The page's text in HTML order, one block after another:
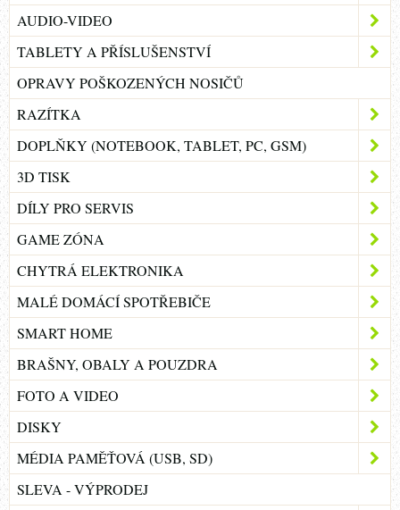
AUDIO-VIDEO
TABLETY A PŘÍSLUŠENSTVÍ
OPRAVY POŠKOZENÝCH NOSIČŮ
RAZÍTKA
DOPLŇKY (NOTEBOOK, TABLET, PC, GSM)
3D TISK
DÍLY PRO SERVIS
GAME ZÓNA
CHYTRÁ ELEKTRONIKA
MALÉ DOMÁCÍ SPOTŘEBIČE
SMART HOME
BRAŠNY, OBALY A POUZDRA
FOTO A VIDEO
DISKY
MÉDIA PAMĚŤOVÁ (USB, SD)
SLEVA - VÝPRODEJ